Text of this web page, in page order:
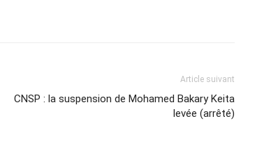
Article suivant
CNSP : la suspension de Mohamed Bakary Keita
levée (arrêté)